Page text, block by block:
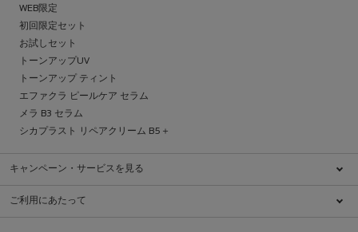
WEB限定
初回限定セット
お試しセット
トーンアップUV
トーンアップ ティント
エファクラ ピールケア セラム
メラ B3 セラム
シカプラスト リペアクリーム B5＋
キャンペーン・サービスを見る
キャンペーン一覧
ご利用にあたって